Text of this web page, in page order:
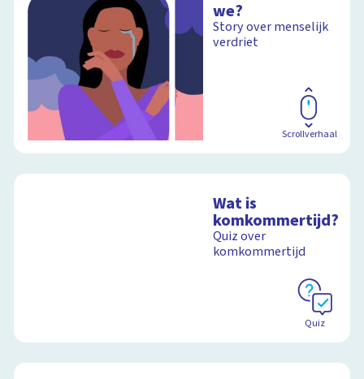
we?
Story over menselijk
verdriet
Scrollverhaal
Wat is
komkommertijd?
Quiz over
komkommertijd
Quiz